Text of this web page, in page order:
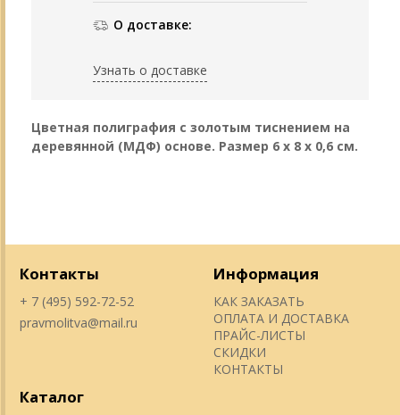
О доставке:
Узнать о доставке
Цветная полиграфия с золотым тиснением на
деревянной (МДФ) основе. Размер 6 х 8 х 0,6 см.
Контакты
+ 7 (495) 592-72-52
pravmolitva@mail.ru
Информация
КАК ЗАКАЗАТЬ
ОПЛАТА И ДОСТАВКА
ПРАЙС-ЛИСТЫ
СКИДКИ
КОНТАКТЫ
Каталог